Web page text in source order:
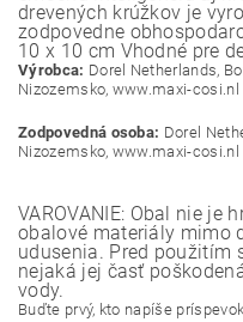
drevených krúžkov je
zodpovedne
10 x 10 cm Vhodné pre
Výrobca: Dorel Netherlands,
Nizozemsko, www.maxi-cosi.nl
Zodpovedná osoba: Dorel
Nizozemsko, www.maxi-cosi.nl
VAROVANIE: Obal nie je
obalové materiály mimo
udusenia. Pred použitím
nejaká jej časť
vody.
Buďte prvý, kto napíše